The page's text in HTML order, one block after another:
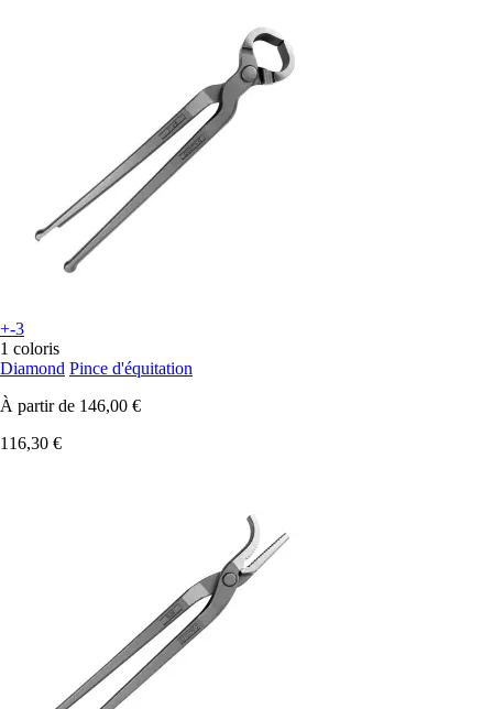
+-3
1 coloris
Diamond Pince d'équitation
À partir de 146,00 €
116,30 €